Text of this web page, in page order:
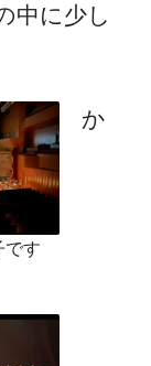
中に少し
す
か